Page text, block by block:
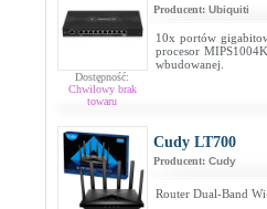
Dostępność:
Chwilowy brak
towaru
Producent: Ubiquiti
10x portów
procesor
wbudowanej.
Cudy LT700
Producent: Cudy
Router Dual-Band